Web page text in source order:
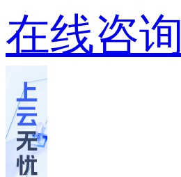
在线咨询